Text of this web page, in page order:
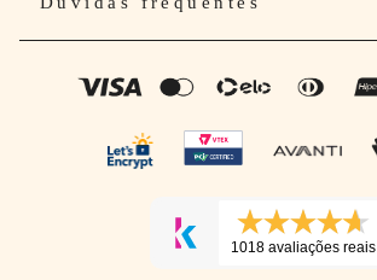
1018 avaliações reais